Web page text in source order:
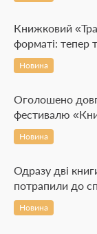
Книжковий
форматі: тепер
Новина
Оголошено
фестивалю
Новина
Одразу дві
потрапили до
Новина